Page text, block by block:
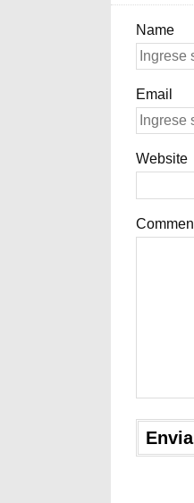
Name
Email
Website